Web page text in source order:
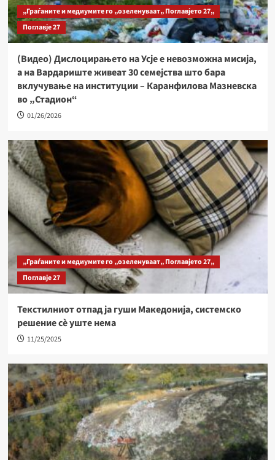
„Граѓаните и медиумите го „озеленуваат„ Поглавјето 27„
Поглавје 27
(Видео) Дислоцирањето на Усје е невозможна мисија,
а на Вардариште живеат 30 семејства што бара
вклучување на институции – Каранфилова Мазневска
во „Стадион“
01/26/2026
„Граѓаните и медиумите го „озеленуваат„ Поглавјето 27„
Поглавје 27
Текстилниот отпад ја гуши Македонија, системско
решение сѐ уште нема
11/25/2025